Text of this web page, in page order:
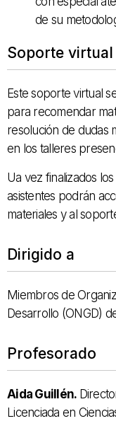
de su
Soporte virtual
Este soporte virtual
para recomendar
resolución de dudas
en los talleres
Ua vez finalizados
asistentes podrán
materiales y al
Dirigido a
Miembros de
Desarrollo (ONGD)
Profesorado
Aida Guillén.
Licenciada en